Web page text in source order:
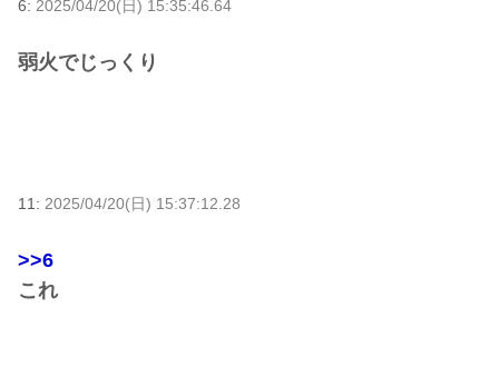
6: 2025/04/20(日) 15:35:46.64
弱火でじっくり
11: 2025/04/20(日) 15:37:12.28
>>6
これ